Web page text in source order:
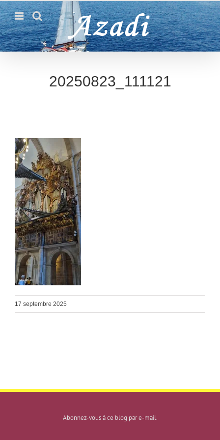
Passer
au
contenu
20250823_111121
17 septembre 2025
Abonnez-vous à ce blog par e-mail.